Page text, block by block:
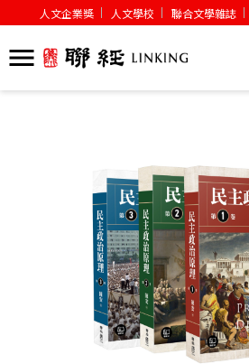
人文企業獎 人文學校 聯合文學雜誌